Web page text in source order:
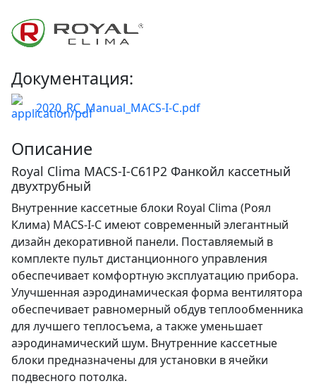
Документация:
2020_RC_Manual_MACS-I-C.pdf
Описание
Royal Clima MACS-I-C61P2 Фанкойл кассетный
двухтрубный
Внутренние кассетные блоки Royal Clima (Роял
Клима) MACS-I-C имеют современный элегантный
дизайн декоративной панели. Поставляемый в
комплекте пульт дистанционного управления
обеспечивает комфортную эксплуатацию прибора.
Улучшенная аэродинамическая форма вентилятора
обеспечивает равномерный обдув теплообменника
для лучшего теплосъема, а также уменьшает
аэродинамический шум. Внутренние кассетные
блоки предназначены для установки в ячейки
подвесного потолка.